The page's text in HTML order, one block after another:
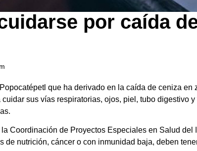
por caída
que ha derivado en la caída de ceniza
sus vías respiratorias, ojos, piel, tubo digestivo
Coordinación de Proyectos Especiales en Salud
de nutrición, cáncer o con inmunidad baja, deben